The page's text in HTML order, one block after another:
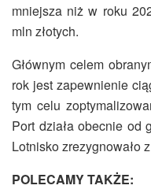
mniejsza niż w roku
mln złotych.
Głównym celem
rok jest zapewnienie
tym celu
Port działa obecnie od
Lotnisko zrezygnowało
POLECAMY TAKŻE: